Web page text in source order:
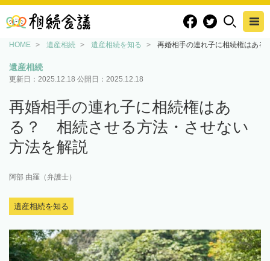
HOME 遺産相続 遺産相続を知る 再婚相手の連れ子に相続権はあ
遺産相続
更新日： 2025.12.18 公開日： 2025.12.18
再婚相手の連れ子に相続権はあ
る？ 相続させる方法・させない
方法を解説
阿部 由羅（弁護士）
遺産相続を知る